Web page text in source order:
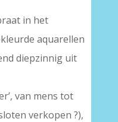
in het
aquarellen
diepzinnig uit
van mens tot
verkopen ?),